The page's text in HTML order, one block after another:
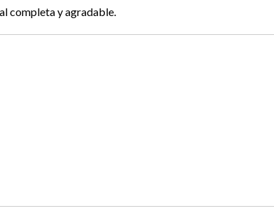
completa y agradable.